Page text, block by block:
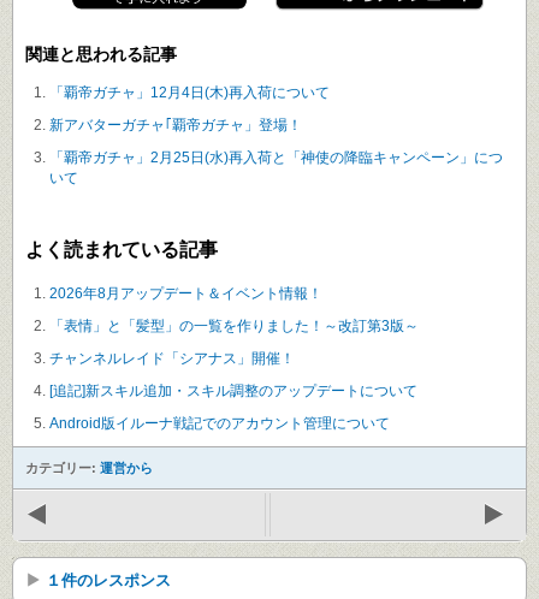
関連と思われる記事
「覇帝ガチャ」12月4日(木)再入荷について
新アバターガチャ｢覇帝ガチャ」登場！
「覇帝ガチャ」2月25日(水)再入荷と「神使の降臨キャンペーン」につ
いて
よく読まれている記事
2026年8月アップデート＆イベント情報！
「表情」と「髪型」の一覧を作りました！～改訂第3版～
チャンネルレイド「シアナス」開催！
[追記]新スキル追加・スキル調整のアップデートについて
Android版イルーナ戦記でのアカウント管理について
カテゴリー: 運営から
１件のレスポンス